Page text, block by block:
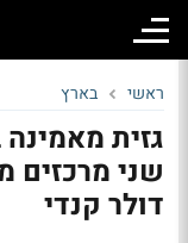
ראשי בארץ
גזית
דולר קנדי